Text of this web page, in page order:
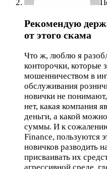
Рекомендую
от этого скама
Что ж, люблю я
конторочки,
мошенничеством в
обслуживания
новички не
нет, какая компания
деньги, а какой
суммы. И к
Finance, пользуются
новичков разводить
присваивать их